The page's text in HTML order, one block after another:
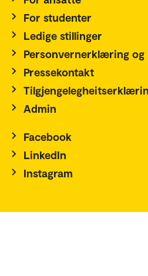
For studenter
Ledige stillinger
Personvernerklæring
Pressekontakt
Admin
Facebook
LinkedIn
Instagram